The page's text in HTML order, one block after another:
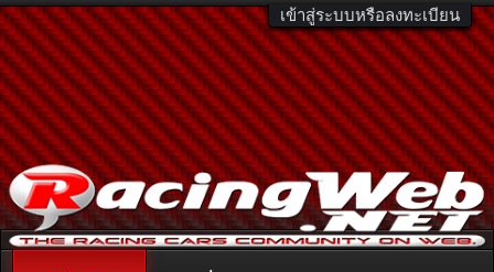
เข้าสู่ระบบหรือลงทะเบียน